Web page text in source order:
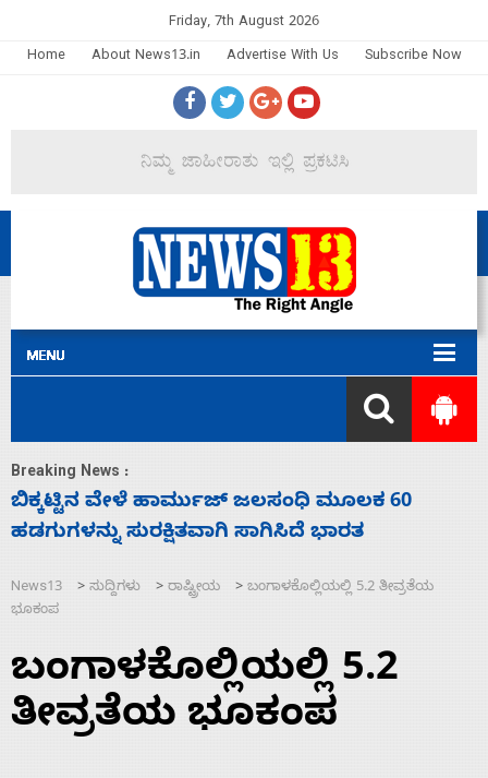
Friday, 7th August 2026
Home
About News13.in Advertise With Us Subscribe Now
Breaking News :
ನಾಗೇಂದ್ರ ರಾಜೀನಾಮೆ ಕೊಡದಿದ್ದರೆ ಸದನ ನಡೆಸಲು
ಬಿಡೆವು: ಛಲವಾದಿ ನಾರಾಯಣಸ್ವಾಮಿ
News13 > ಸುದ್ದಿಗಳು > ರಾಷ್ಟ್ರೀಯ > ಬಂಗಾಳಕೊಲ್ಲಿಯಲ್ಲಿ 5.2 ತೀವ್ರತೆಯ
ಭೂಕಂಪ
ಬಂಗಾಳಕೊಲ್ಲಿಯಲ್ಲಿ 5.2
ತೀವ್ರತೆಯ ಭೂಕಂಪ